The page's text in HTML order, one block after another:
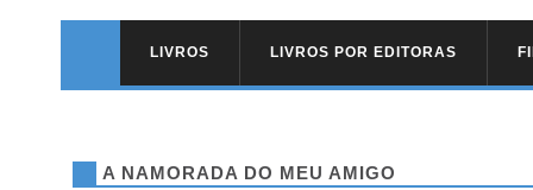
LIVROS LIVROS POR EDITORAS
A NAMORADA DO MEU AMIGO